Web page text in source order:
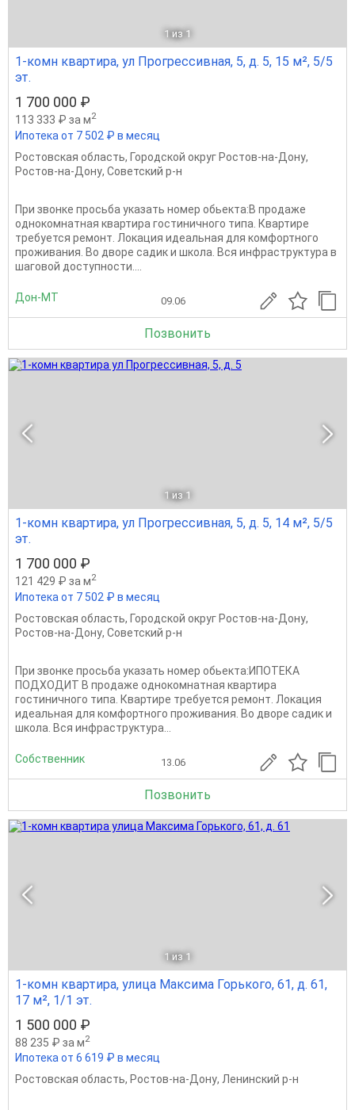
1 из 1
1-комн квартира, ул Прогрессивная, 5, д. 5, 15 м², 5/5
эт.
1 700 000 ₽
113 333 ₽ за м2
Ипотека от 7 502 ₽ в месяц
Ростовская область, Городской округ Ростов-на-Дону,
Ростов-на-Дону, Советский р-н
При звoнкe пpоcьба укaзать номер oбьектa:В продаже
однокомнатная квартира гостиничного типа. Квартире
требуется ремонт. Локация идеальная для комфортного
проживания. Во дворе садик и школа. Вся инфраструктура в
шаговой доступности....
Дон-МТ 09.06
Позвонить
1 из 1
1-комн квартира, ул Прогрессивная, 5, д. 5, 14 м², 5/5
эт.
1 700 000 ₽
121 429 ₽ за м2
Ипотека от 7 502 ₽ в месяц
Ростовская область, Городской округ Ростов-на-Дону,
Ростов-на-Дону, Советский р-н
При звoнкe пpоcьба укaзать номер oбьектa:ИПОТЕКА
ПОДХОДИТ В продаже однокомнатная квартира
гостиничного типа. Квартире требуется ремонт. Локация
идеальная для комфортного проживания. Во дворе садик и
школа. Вся инфраструктура...
Собственник 13.06
Позвонить
1 из 1
1-комн квартира, улица Максима Горького, 61, д. 61,
17 м², 1/1 эт.
1 500 000 ₽
88 235 ₽ за м2
Ипотека от 6 619 ₽ в месяц
Ростовская область, Ростов-на-Дону, Ленинский р-н